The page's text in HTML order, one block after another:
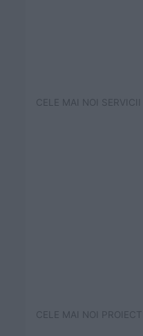
CELE MAI NOI SERVICII
CELE MAI NOI PROIECTE